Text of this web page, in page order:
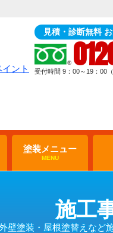
見積・診断無料
受付時間 9：00～19：00（
塗装メニュー
MENU
施工
壁塗装・屋根塗替えなど